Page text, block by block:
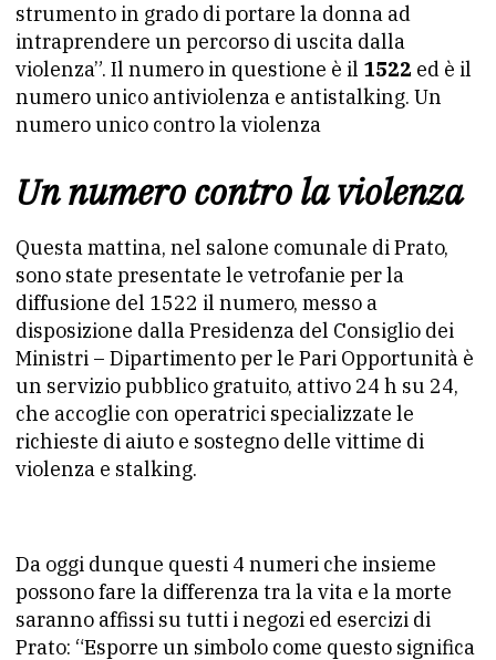
strumento in grado di portare la donna ad
intraprendere un percorso di uscita dalla
violenza”. Il numero in questione è il 1522 ed è il
numero unico antiviolenza e antistalking. Un
numero unico contro la violenza
Un numero contro la violenza
Questa mattina, nel salone comunale di Prato,
sono state presentate le vetrofanie per la
diffusione del 1522 il numero, messo a
disposizione dalla Presidenza del Consiglio dei
Ministri – Dipartimento per le Pari Opportunità è
un servizio pubblico gratuito, attivo 24 h su 24,
che accoglie con operatrici specializzate le
richieste di aiuto e sostegno delle vittime di
violenza e stalking.
Da oggi dunque questi 4 numeri che insieme
possono fare la differenza tra la vita e la morte
saranno affissi su tutti i negozi ed esercizi di
Prato: “Esporre un simbolo come questo significa